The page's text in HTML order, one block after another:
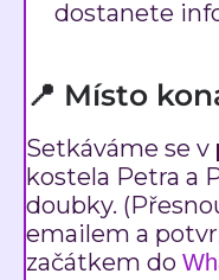
dostanete
📍 Místo
Setkáváme se v
kostela Petra a
doubky.
emailem a
začátkem do